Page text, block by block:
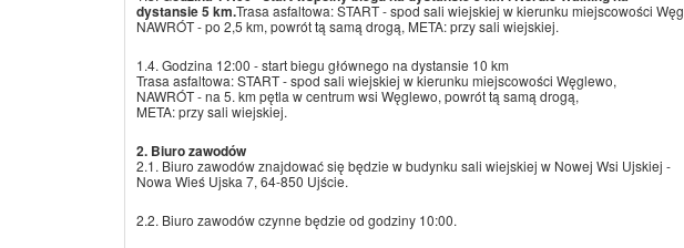
dystansie 5 km.Trasa asfaltowa: START - spod sali wiejskiej w kierunku miejscowości
NAWRÓT - po 2,5 km, powrót tą samą drogą, META: przy sali wiejskiej.
1.4. Godzina 12:00 - start biegu głównego na dystansie 10 km
Trasa asfaltowa: START - spod sali wiejskiej w kierunku miejscowości Węglewo,
NAWRÓT - na 5. km pętla w centrum wsi Węglewo, powrót tą samą drogą,
META: przy sali wiejskiej.
2. Biuro zawodów
2.1. Biuro zawodów znajdować się będzie w budynku sali wiejskiej w Nowej Wsi Ujskiej -
Nowa Wieś Ujska 7, 64-850 Ujście.
2.2. Biuro zawodów czynne będzie od godziny 10:00.